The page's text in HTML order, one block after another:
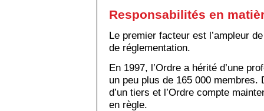
Responsabilités en
Le premier facteur est l’ampleur
de réglementation.
En 1997, l’Ordre a hérité d’une
un peu plus de 165 000
d’un tiers et l’Ordre compte
en règle.